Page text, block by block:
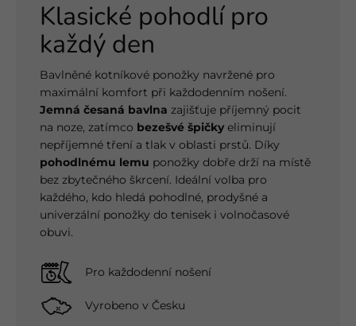
Klasické pohodlí pro
každý den
Bavlněné kotníkové ponožky navržené pro
maximální komfort při každodenním nošení.
Jemná česaná bavlna zajišťuje příjemný pocit
na noze, zatímco bezešvé špičky eliminují
nepříjemné tření a tlak v oblasti prstů. Díky
pohodlnému lemu ponožky dobře drží na místě
bez zbytečného škrcení. Ideální volba pro
každého, kdo hledá pohodlné, prodyšné a
univerzální ponožky do tenisek i volnočasové
obuvi.
Pro každodenní nošení
Vyrobeno v Česku